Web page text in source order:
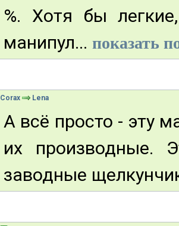
%. Хотя бы
манипул... показать
Corax Lena
А всё просто - эту
их производные.
заводные